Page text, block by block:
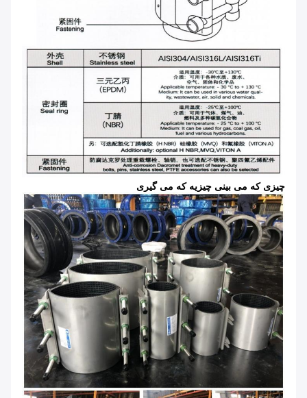
چیزی که می بینی چیزیه که می گیری